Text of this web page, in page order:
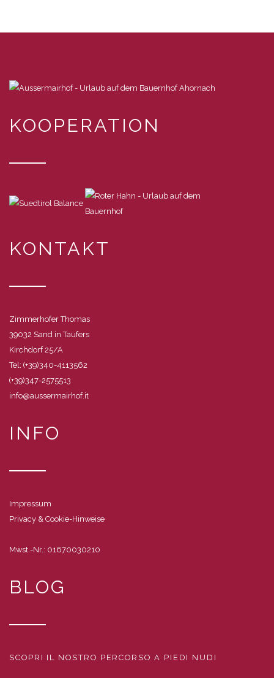
KOOPERATION
KONTAKT
Zimmerhofer Thomas
39032 Sand in Taufers
Kirchdorf 25/A
Tel: (+39)340-4113562
(+39)347-2575513
info@aussermairhof.it
INFO
Impressum
Privacy & Cookie-Hinweise
Mwst.-Nr.: 01670030210
BLOG
SCOPRI IL NOSTRO PERCORSO A PIEDI NUDI